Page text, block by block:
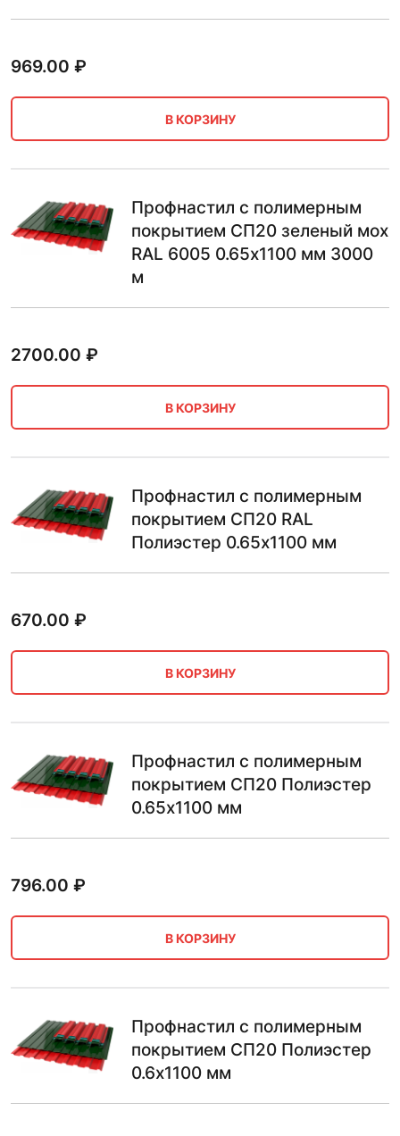
969.00 ₽
В КОРЗИНУ
Профнастил с полимерным
покрытием СП20 зеленый мох
RAL 6005 0.65х1100 мм 3000
м
2700.00 ₽
В КОРЗИНУ
Профнастил с полимерным
покрытием СП20 RAL
Полиэстер 0.65х1100 мм
670.00 ₽
В КОРЗИНУ
Профнастил с полимерным
покрытием СП20 Полиэстер
0.65х1100 мм
796.00 ₽
В КОРЗИНУ
Профнастил с полимерным
покрытием СП20 Полиэстер
0.6х1100 мм